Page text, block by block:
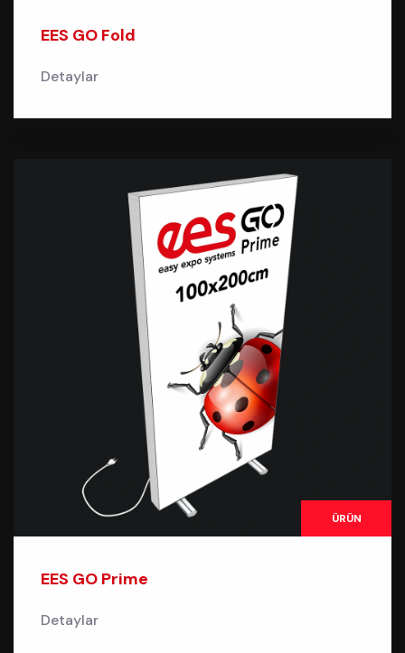
EES GO Fold
Detaylar
ÜRÜN
EES GO Prime
Detaylar